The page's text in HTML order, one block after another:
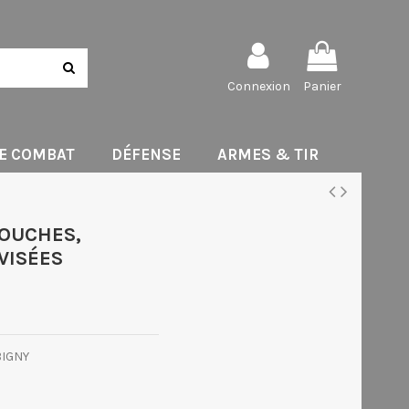
Connexion Panier
COMBAT DÉFENSE ARMES & TIR